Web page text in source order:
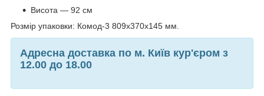
Висота — 92 см
Розмір упаковки: Комод-3 809х370х145 мм.
Адресна доставка по м. Київ кур'єром з
12.00 до 18.00